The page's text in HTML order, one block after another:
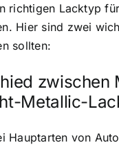
richtigen Lacktyp
Hier sind zwei
sollten:
zwischen
Metallic-
Hauptarten von